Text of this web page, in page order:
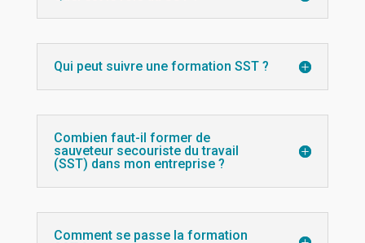
Qui peut suivre une formation SST ?
Combien faut-il former de
sauveteur secouriste du travail
(SST) dans mon entreprise ?
Comment se passe la formation